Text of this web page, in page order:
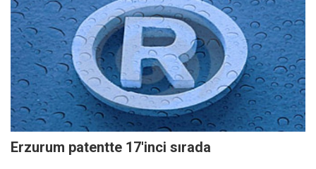
Erzurum patentte 17'inci sırada